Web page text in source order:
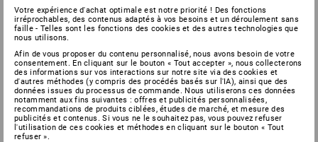
Votre expérience d'achat optimale est notre priorité ! Des fonctions
irréprochables, des contenus adaptés à vos besoins et un déroulement sans
faille - Telles sont les fonctions des cookies et des autres technologies que
nous utilisons.
Afin de vous proposer du contenu personnalisé, nous avons besoin de votre
consentement. En cliquant sur le bouton « Tout accepter », nous collecterons
des informations sur vos interactions sur notre site via des cookies et
d'autres méthodes (y compris des procédés basés sur l'IA), ainsi que des
données issues du processus de commande. Nous utiliserons ces données
notamment aux fins suivantes : offres et publicités personnalisées,
recommandations de produits ciblées, études de marché, et mesure des
publicités et contenus. Si vous ne le souhaitez pas, vous pouvez refuser
l'utilisation de ces cookies et méthodes en cliquant sur le bouton « Tout
refuser ».